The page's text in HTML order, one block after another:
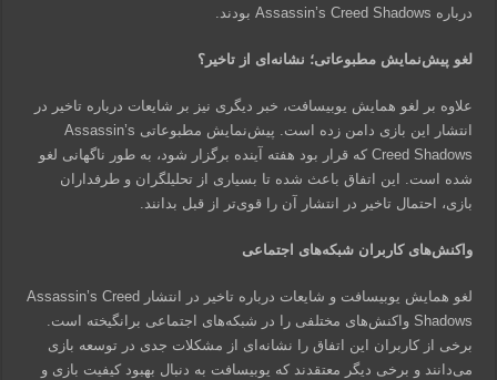
درباره Assassin’s Creed Shadows بودند.
لغو پیش‌نمایش مطبوعاتی؛ نشانه‌ای از تاخیر؟
علاوه بر لغو همایش یوبیسافت، خبر دیگری نیز بر شایعات درباره تاخیر در
انتشار این بازی دامن زده است. پیش‌نمایش مطبوعاتی Assassin’s
Creed Shadows که قرار بود هفته آینده برگزار شود، به طور ناگهانی لغو
شده است. این اتفاق باعث شده تا بسیاری از تحلیلگران و طرفداران
بازی، احتمال تاخیر در انتشار آن را قوی‌تر از قبل بدانند.
واکنش‌های کاربران شبکه‌های اجتماعی
لغو همایش یوبیسافت و شایعات درباره تاخیر در انتشار Assassin’s Creed
Shadows واکنش‌های مختلفی را در شبکه‌های اجتماعی برانگیخته است.
برخی از کاربران این اتفاق را نشانه‌ای از مشکلات جدی در توسعه بازی
می‌دانند و برخی دیگر معتقدند که یوبیسافت به دنبال بهبود کیفیت بازی و